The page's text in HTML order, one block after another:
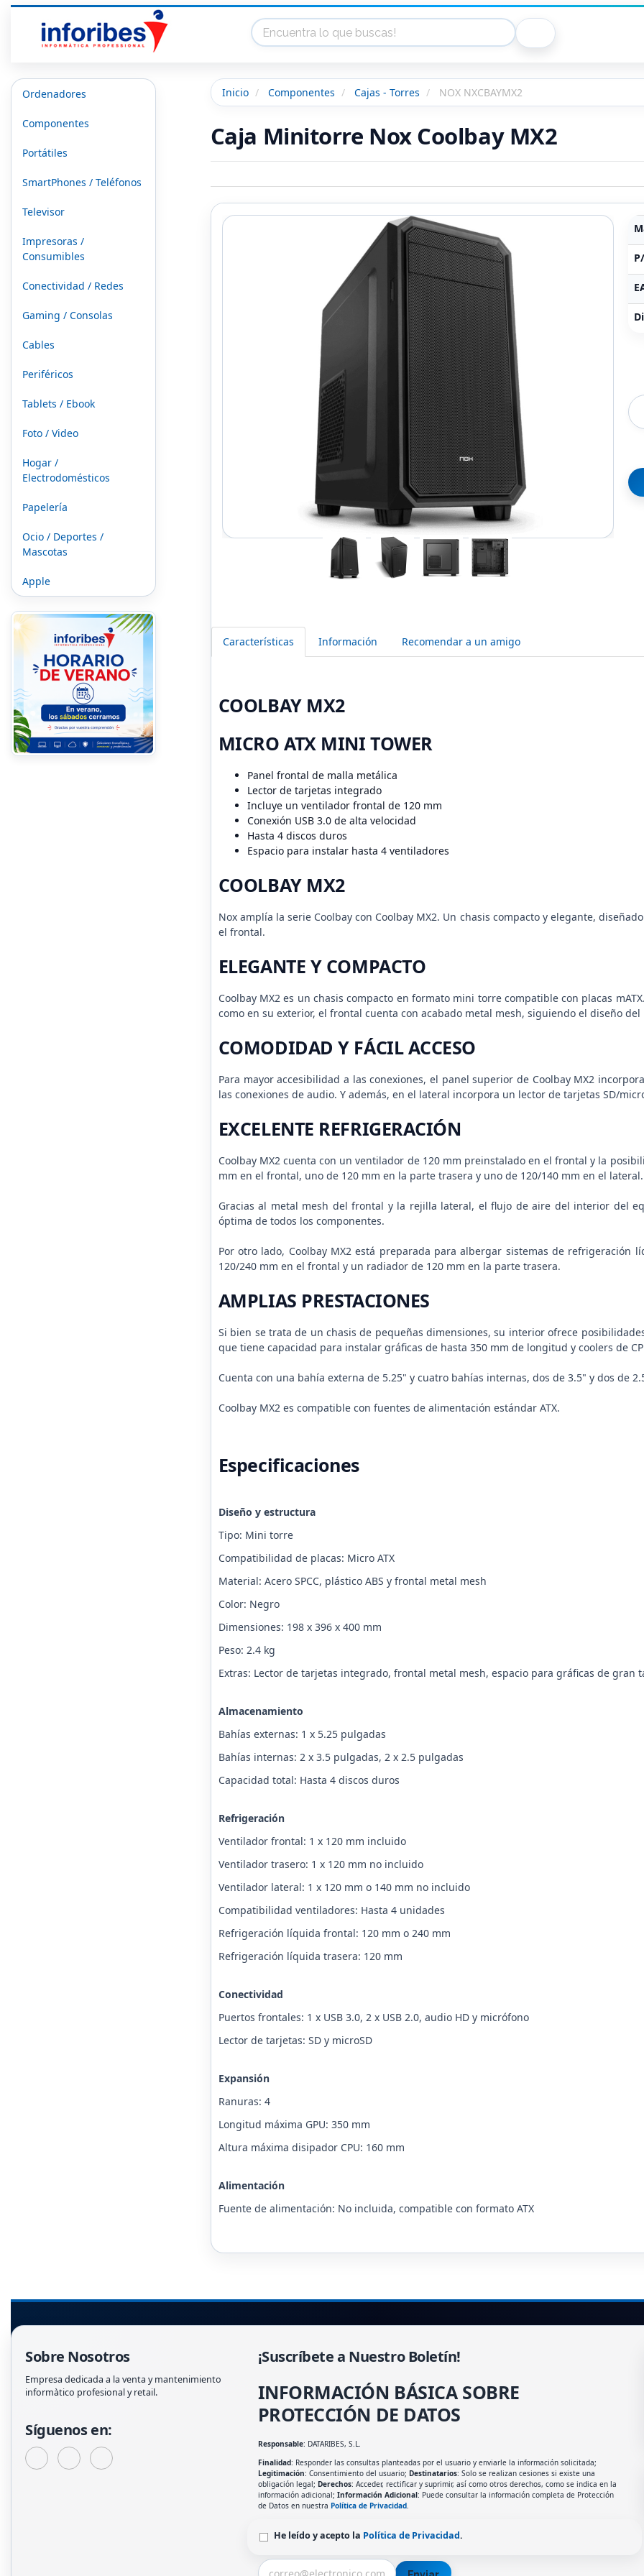
Ordenadores
Componentes
Portátiles
SmartPhones / Teléfonos
Televisor
Impresoras /
Consumibles
Conectividad / Redes
Gaming / Consolas
Cables
Periféricos
Tablets / Ebook
Foto / Video
Hogar /
Electrodomésticos
Papelería
Ocio / Deportes /
Mascotas
Apple
Inicio Componentes Cajas - Torres NOX NXCBAYMX2
Caja Minitorre Nox Coolbay MX2
Características Información Recomendar a un amigo
COOLBAY MX2
MICRO ATX MINI TOWER
Panel frontal de malla metálica
Lector de tarjetas integrado
Incluye un ventilador frontal de 120 mm
Conexión USB 3.0 de alta velocidad
Hasta 4 discos duros
Espacio para instalar hasta 4 ventiladores
COOLBAY MX2
Nox amplía la serie Coolbay con Coolbay MX2. Un chasis compacto y elegante,
el frontal.
ELEGANTE Y COMPACTO
Coolbay MX2 es un chasis compacto en formato mini torre compatible con placas
como en su exterior, el frontal cuenta con acabado metal mesh, siguiendo el diseño del
COMODIDAD Y FÁCIL ACCESO
Para mayor accesibilidad a las conexiones, el panel superior de Coolbay MX2
las conexiones de audio. Y además, en el lateral incorpora un lector de tarjetas SD/
EXCELENTE REFRIGERACIÓN
Coolbay MX2 cuenta con un ventilador de 120 mm preinstalado en el frontal y la
mm en el frontal, uno de 120 mm en la parte trasera y uno de 120/140 mm en el lateral.
Gracias al metal mesh del frontal y la rejilla lateral, el flujo de aire del interior del
óptima de todos los componentes.
Por otro lado, Coolbay MX2 está preparada para albergar sistemas de
120/240 mm en el frontal y un radiador de 120 mm en la parte trasera.
AMPLIAS PRESTACIONES
Si bien se trata de un chasis de pequeñas dimensiones, su interior ofrece
que tiene capacidad para instalar gráficas de hasta 350 mm de longitud y coolers de
Cuenta con una bahía externa de 5.25" y cuatro bahías internas, dos de 3.5" y dos de
Coolbay MX2 es compatible con fuentes de alimentación estándar ATX.
Especificaciones
Diseño y estructura
Tipo: Mini torre
Compatibilidad de placas: Micro ATX
Material: Acero SPCC, plástico ABS y frontal metal mesh
Color: Negro
Dimensiones: 198 x 396 x 400 mm
Peso: 2.4 kg
Extras: Lector de tarjetas integrado, frontal metal mesh, espacio para gráficas de gran
Almacenamiento
Bahías externas: 1 x 5.25 pulgadas
Bahías internas: 2 x 3.5 pulgadas, 2 x 2.5 pulgadas
Capacidad total: Hasta 4 discos duros
Refrigeración
Ventilador frontal: 1 x 120 mm incluido
Ventilador trasero: 1 x 120 mm no incluido
Ventilador lateral: 1 x 120 mm o 140 mm no incluido
Compatibilidad ventiladores: Hasta 4 unidades
Refrigeración líquida frontal: 120 mm o 240 mm
Refrigeración líquida trasera: 120 mm
Conectividad
Puertos frontales: 1 x USB 3.0, 2 x USB 2.0, audio HD y micrófono
Lector de tarjetas: SD y microSD
Expansión
Ranuras: 4
Longitud máxima GPU: 350 mm
Altura máxima disipador CPU: 160 mm
Alimentación
Fuente de alimentación: No incluida, compatible con formato ATX
Sobre Nosotros
Empresa dedicada a la venta y mantenimiento
informàtico profesional y retail.
Síguenos en:
¡Suscríbete a Nuestro Boletín!
INFORMACIÓN BÁSICA SOBRE
PROTECCIÓN DE DATOS
Responsable: DATARIBES, S.L.
Finalidad: Responder las consultas planteadas por el usuario y enviarle la información solicitada;
Legitimación: Consentimiento del usuario; Destinatarios: Solo se realizan cesiones si existe una
obligación legal; Derechos: Acceder, rectificar y suprimir, así como otros derechos, como se indica en la
información adicional; Información Adicional: Puede consultar la información completa de Protección
de Datos en nuestra Política de Privacidad.
He leído y acepto la Política de Privacidad.